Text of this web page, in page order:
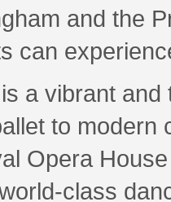
and the
can
a vibrant
to
Opera
class